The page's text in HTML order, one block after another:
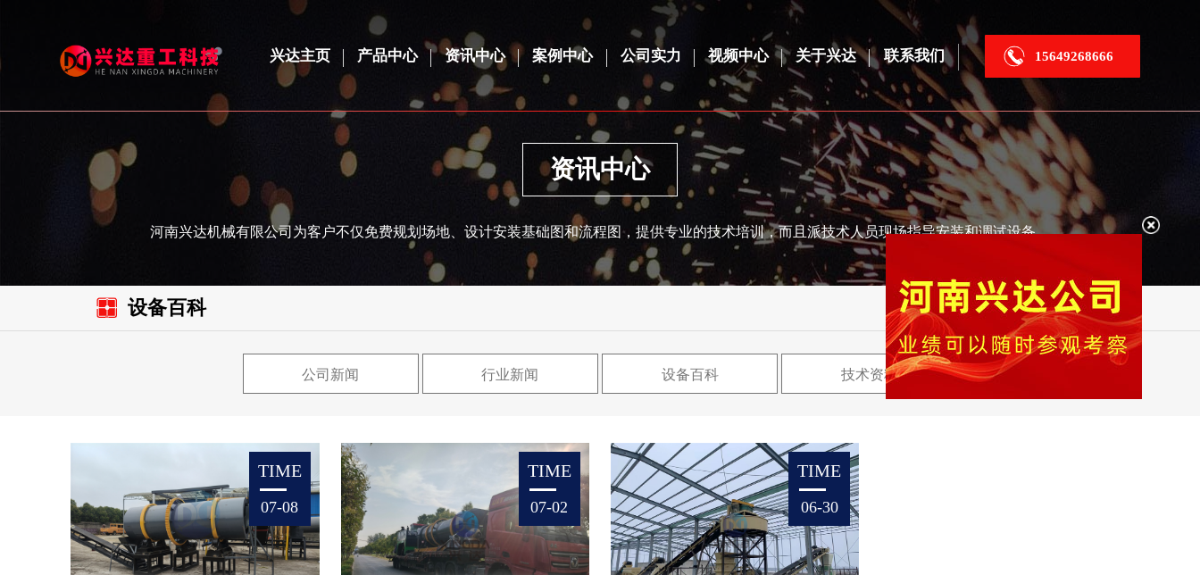
15649268666
兴达主页 产品中心 资讯中心 案例中心 公司实力 视频中心 关于兴达 联系我们
资讯中心
河南兴达机械有限公司为客户不仅免费规划场地、设计安装基础图和流程图，提供专业的技术培训，而且派技术人员现场指导安装和调试设备。
设备百科 首页 / 资讯中心
公司新闻 行业新闻 设备百科 技术资料
TIME
07-08
TIME
07-02
TIME
06-30